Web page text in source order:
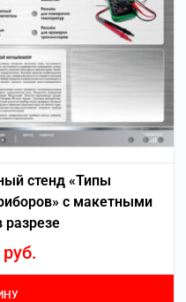
стенд «Типы
с макетными
разрезе
руб.